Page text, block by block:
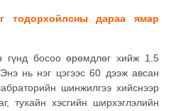
тодорхойлсны дараа ямар
гүнд босоо өрөмдлөг хийж 1.5
нь нэг цэгээс 60 дээж авсан
шинжилгээ хийснээр
тухайн хэсгийн ширхэглэлийн